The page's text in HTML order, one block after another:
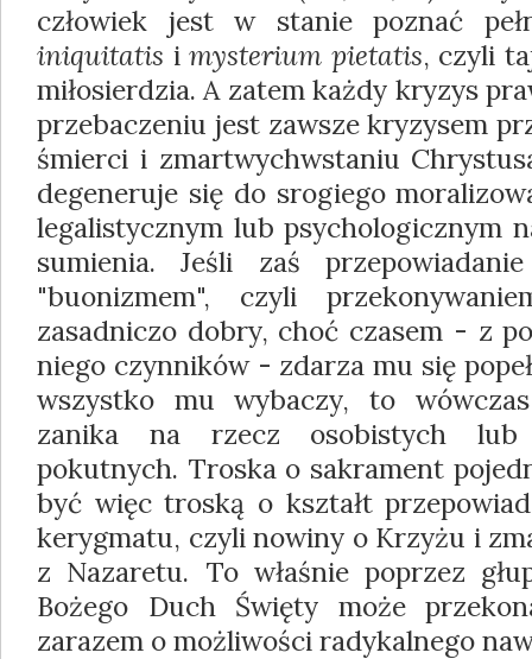
człowiek jest w stanie poznać
iniquitatis imysterium pietatis, czyli
miłosierdzia. A zatem każdy kryzys
przebaczeniu jest zawsze kryzysem
śmierci i zmartwychwstaniu
degeneruje się do srogiego
legalistycznym lub psychologicznym
sumienia. Jeśli zaś
"buonizmem", czyli
zasadniczo dobry, choć czasem - z
niego czynników - zdarza mu się
wszystko mu wybaczy, to
zanika na rzecz osobistych lub
pokutnych. Troska o sakrament
być więc troską o kształt
kerygmatu, czyli nowiny o Krzyżu i
z Nazaretu. To właśnie poprzez
Bożego Duch Święty może
zarazem o możliwości radykalnego